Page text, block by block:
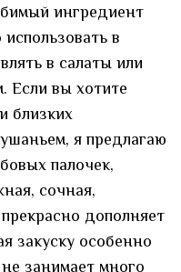
ингредиент
в
в салаты или
Если вы хотите
близких
я предлагаю
палочек,
сочная,
дополняет
закуску особенно